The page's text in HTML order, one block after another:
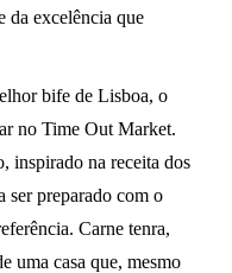
da excelência que
bife de Lisboa, o
no Time Out Market.
inspirado na receita dos
ser preparado com o
Carne tenra,
uma casa que, mesmo